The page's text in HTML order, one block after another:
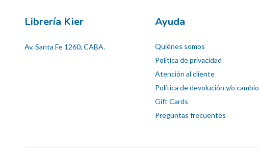
Librería Kier
Av. Santa Fe 1260, CABA.
Ayuda
Quiénes somos
Política de privacidad
Atención al cliente
Política de devolución y/o cambio
Gift Cards
Preguntas frecuentes